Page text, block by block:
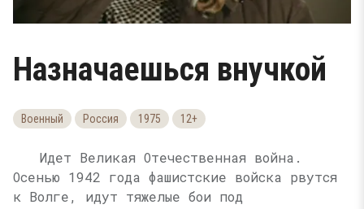
Назначаешься внучкой
Военный Россия 1975 12+
Идет Великая Отечественная война.
Осенью 1942 года фашистские войска рвутся
к Волге, идут тяжелые бои под